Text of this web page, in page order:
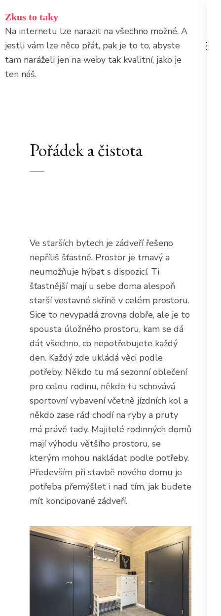
na
obsah
(stiskněte
Enter)
Zkus to taky
Na internetu lze narazit na všechno možné. A
jestli vám lze něco přát, pak je to to, abyste
tam naráželi jen na weby tak kvalitní, jako je
ten náš.
Pořádek a čistota
Ve starších bytech je zádveří řešeno
nepříliš šťastně. Prostor je tmavý a
neumožňuje hýbat s dispozicí. Ti
šťastnější mají u sebe doma alespoň
starší vestavné skříně v celém prostoru.
Sice to nevypadá zrovna dobře, ale je to
spousta úložného prostoru, kam se dá
dát všechno, co nepotřebujete každý
den. Každý zde ukládá věci podle
potřeby. Někdo tu má sezonní oblečení
pro celou rodinu, někdo tu schovává
sportovní vybavení včetně jízdních kol a
někdo zase rád chodí na ryby a pruty
má právě tady. Majitelé rodinných domů
mají výhodu většího prostoru, se
kterým mohou nakládat podle potřeby.
Především při stavbě nového domu je
potřeba přemýšlet i nad tím, jak budete
mít koncipované zádveří.